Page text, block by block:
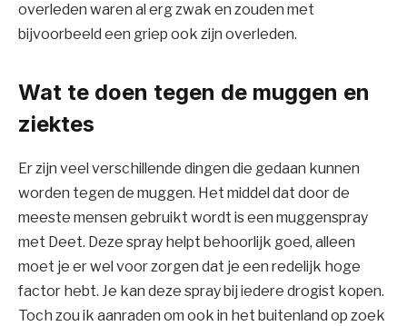
overleden waren al erg zwak en zouden met
bijvoorbeeld een griep ook zijn overleden.
Wat te doen tegen de muggen en
ziektes
Er zijn veel verschillende dingen die gedaan kunnen
worden tegen de muggen. Het middel dat door de
meeste mensen gebruikt wordt is een muggenspray
met Deet. Deze spray helpt behoorlijk goed, alleen
moet je er wel voor zorgen dat je een redelijk hoge
factor hebt. Je kan deze spray bij iedere drogist kopen.
Toch zou ik aanraden om ook in het buitenland op zoek